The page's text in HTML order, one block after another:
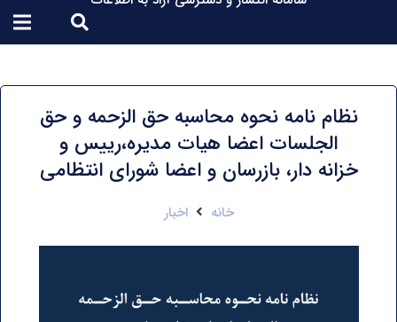
نظام نامه نحوه محاسبه حق الزحمه و حق
الجلسات اعضا هیات مدیره،رییس و
خزانه دار، بازرسان و اعضا شورای انتظامی
خانه اخبار